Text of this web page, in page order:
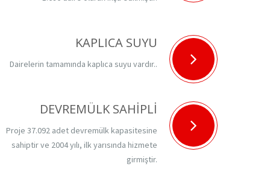
KAPLICA SUYU
Dairelerin tamamında kaplıca suyu vardır..
DEVREMÜLK SAHİPLİ
Proje 37.092 adet devremülk kapasitesine
sahiptir ve 2004 yılı, ilk yarısında hizmete
girmiştir.